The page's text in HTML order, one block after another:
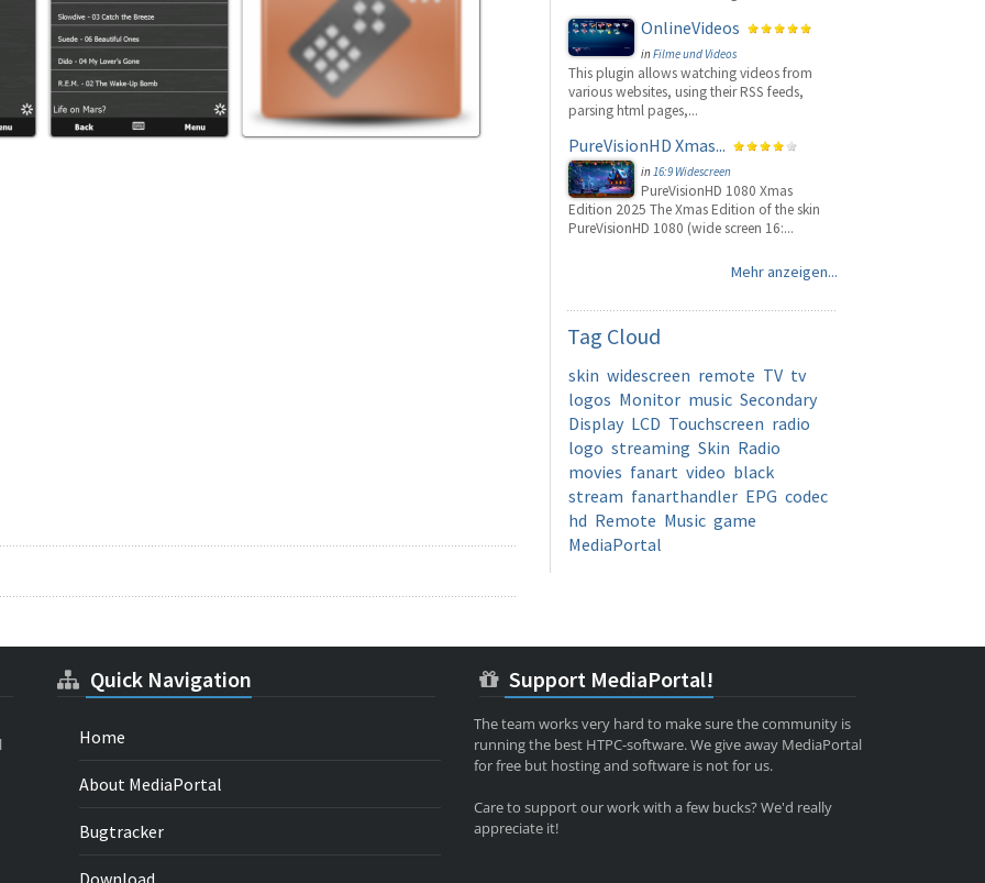
OnlineVideos
inFilme und Videos
This plugin allows watching videos from
various websites, using their RSS feeds,
parsing html pages,...
PureVisionHD Xmas...
in16:9 Widescreen
PureVisionHD 1080 Xmas
Edition 2025 The Xmas Edition of the skin
PureVisionHD 1080 (wide screen 16:...
Mehr anzeigen...
Tag Cloud
skin widescreen remote TV tv
logos Monitor music Secondary
Display LCD Touchscreen radio
logo streaming Skin Radio
movies fanart video black
stream fanarthandler EPG codec
hd Remote Music game
MediaPortal
Quick Navigation
Home
About MediaPortal
Bugtracker
Support MediaPortal!
The team works very hard to make sure the community is
running the best HTPC-software. We give away MediaPortal
for free but hosting and software is not for us.
Care to support our work with a few bucks? We'd really
appreciate it!